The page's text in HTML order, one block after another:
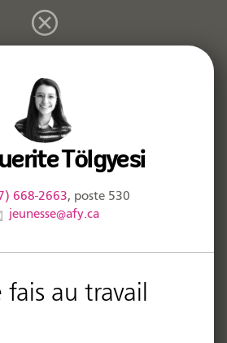
Tölgyesi
668-2663
530
jeunesse@afy.ca